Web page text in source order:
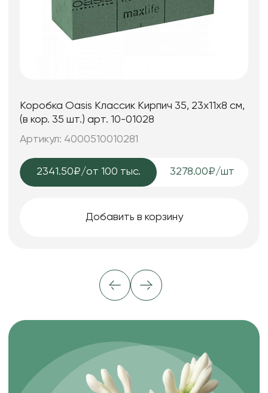
Коробка Oasis Классик Кирпич 35, 23x11x8 см,
(в кор. 35 шт.) арт. 10-01028
Артикул: 4000510010281
2341.50₽/от 100 тыс. 3278.00₽/шт
Добавить в корзину